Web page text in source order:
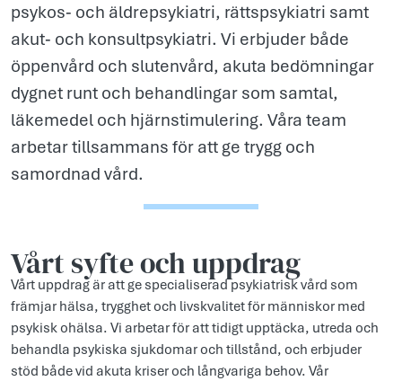
psykos‑ och äldrepsykiatri, rättspsykiatri samt
akut‑ och konsultpsykiatri. Vi erbjuder både
öppenvård och slutenvård, akuta bedömningar
dygnet runt och behandlingar som samtal,
läkemedel och hjärnstimulering. Våra team
arbetar tillsammans för att ge trygg och
samordnad vård.
Vårt syfte och uppdr­ag
Vårt uppdrag är att ge specialiserad psykiatrisk vård som
främjar hälsa, trygghet och livskvalitet för människor med
psykisk ohälsa. Vi arbetar för att tidigt upptäcka, utreda och
behandla psykiska sjukdomar och tillstånd, och erbjuder
stöd både vid akuta kriser och långvariga behov. Vår